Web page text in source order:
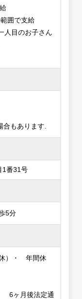
囲で支給
目のお子さん
もあります.
1番31号
5分
）・ 年間休
6ヶ月後法定通